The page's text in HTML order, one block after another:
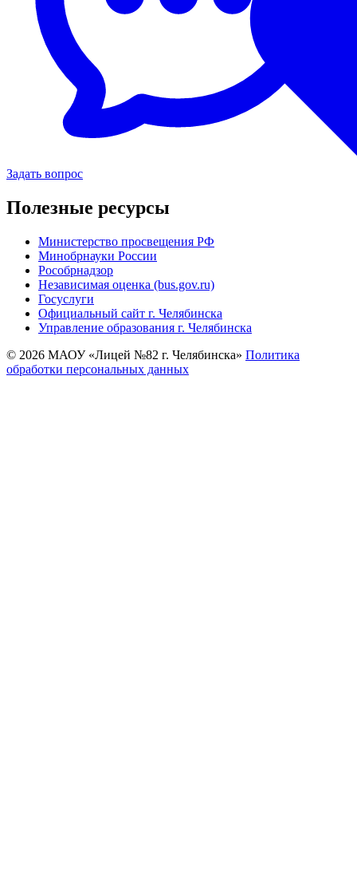
Задать вопрос
Полезные ресурсы
Министерство просвещения РФ
Минобрнауки России
Рособрнадзор
Независимая оценка (bus.gov.ru)
Госуслуги
Официальный сайт г. Челябинска
Управление образования г. Челябинска
© 2026 МАОУ «Лицей №82 г. Челябинска» Политика
обработки персональных данных